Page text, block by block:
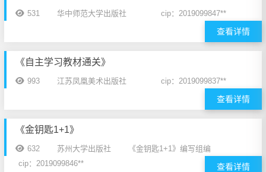
531 华中师范大学出版社 cip：2019099847**
查看详情
《自主学习教材通关》
993 江苏凤凰美术出版社 cip：2019099837**
查看详情
《金钥匙1+1》
632 苏州大学出版社
《金钥匙1+1》编写组编
cip：2019099846**
查看详情